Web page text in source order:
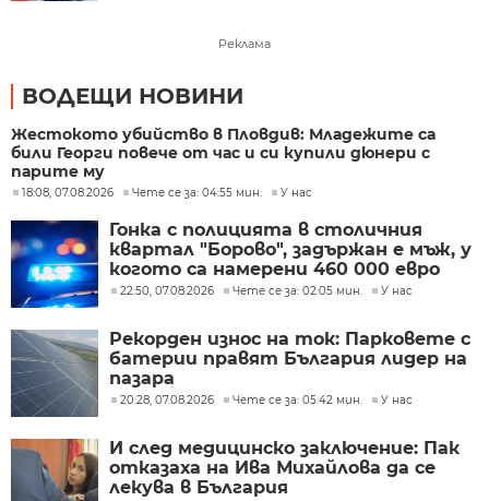
Реклама
ВОДЕЩИ НОВИНИ
Жестокото убийство в Пловдив: Младежите са
били Георги повече от час и си купили дюнери с
парите му
18:08, 07.08.2026 Чете се за: 04:55 мин. У нас
Гонка с полицията в столичния
квартал "Борово", задържан е мъж, у
когото са намерени 460 000 евро
22:50, 07.08.2026 Чете се за: 02:05 мин. У нас
Рекорден износ на ток: Парковете с
батерии правят България лидер на
пазара
20:28, 07.08.2026 Чете се за: 05:42 мин. У нас
И след медицинско заключение: Пак
отказаха на Ива Михайлова да се
лекува в България